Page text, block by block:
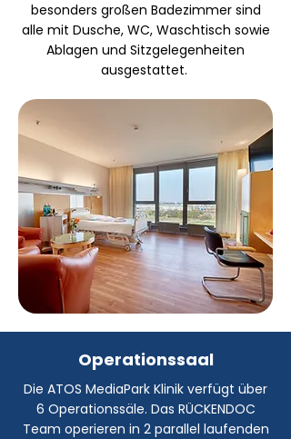
besonders großen Badezimmer sind
alle mit Dusche, WC, Waschtisch sowie
Ablagen und Sitzgelegenheiten
ausgestattet.
Operationssaal
Die ATOS MediaPark Klinik verfügt über
6 Operationssäle. Das RÜCKENDOC
Team operieren in 2 parallel laufenden